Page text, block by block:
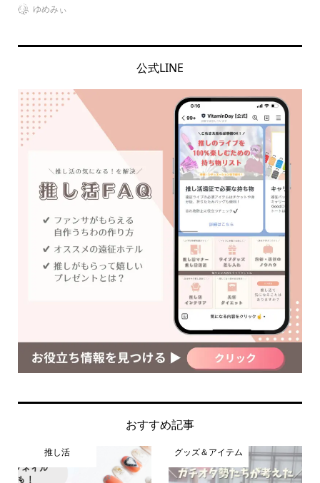
VitaminDay編集部
公式LINE
おすすめ記事
推し活 グッズ＆アイテム